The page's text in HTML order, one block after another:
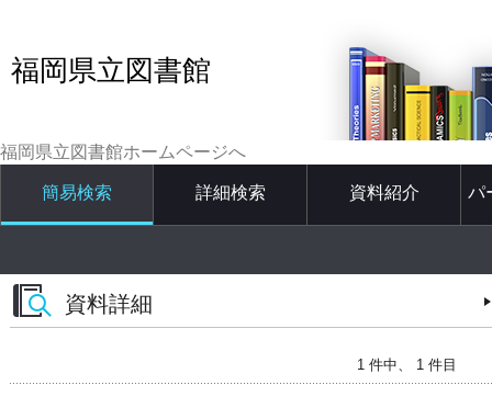
福岡県立図書館
福岡県立図書館ホームページへ
簡易検索 詳細検索 資料紹介 パ
資料詳細
1 件中、 1 件目